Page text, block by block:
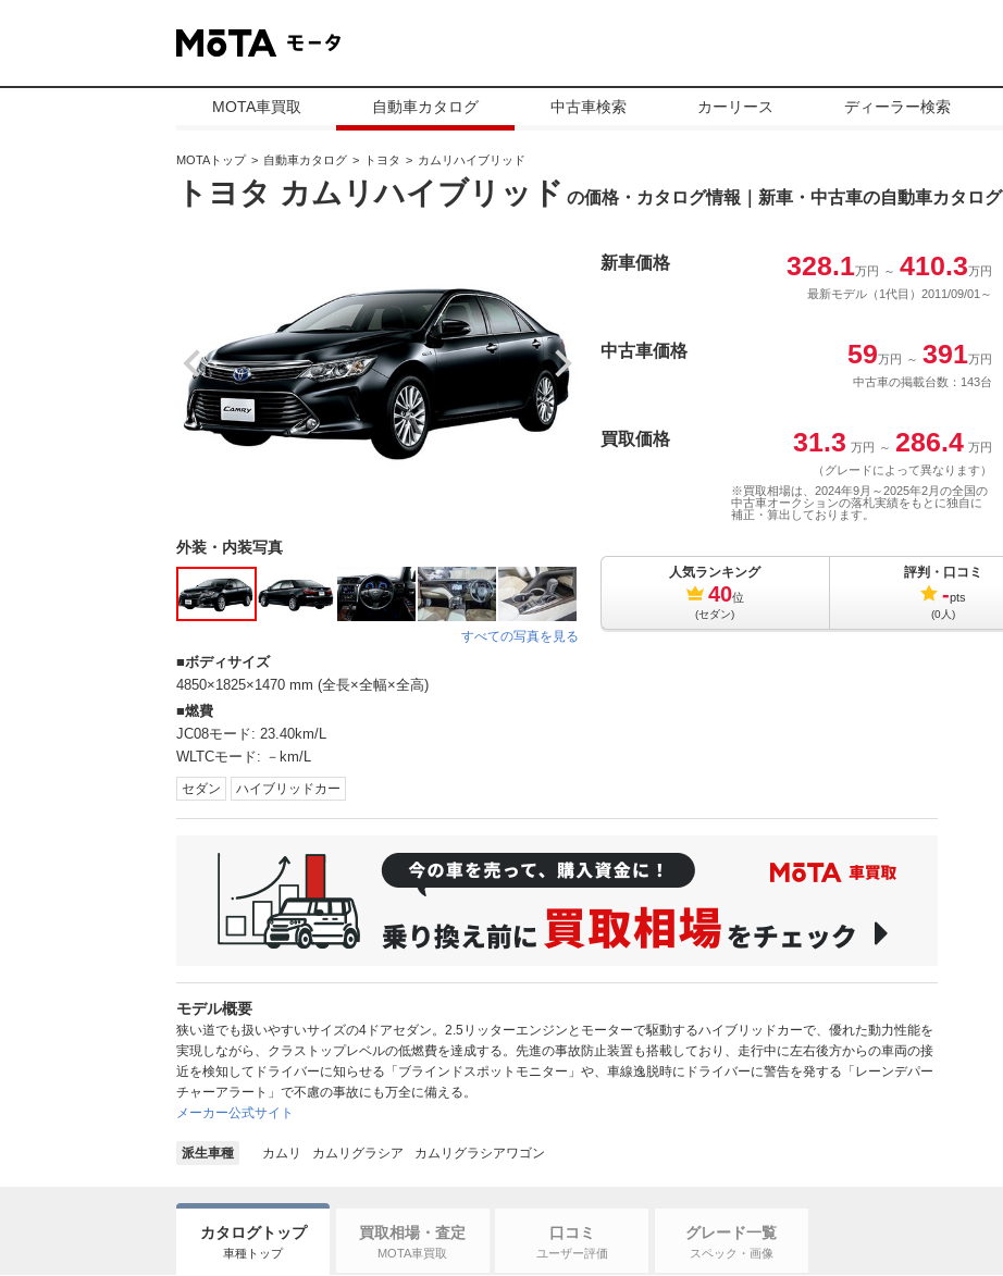
MOTA車買取 自動車カタログ 中古車検索 カーリース ディーラー検索
MOTAトップ 自動車カタログ トヨタ カムリハイブリッド
トヨタ カムリハイブリッド の価格・カタログ情報｜新車・中古車の自動車カタログ
外装・内装写真
すべての写真を見る
ボディサイズ
4850×1825×1470 mm (全長×全幅×全高)
燃費
JC08モード: 23.40km/L
WLTCモード: －km/L
セダン ハイブリッドカー
新車価格 328.1万円 ～ 410.3万円
最新モデル（1代目）2011/09/01～
中古車価格 59万円 ～ 391万円
中古車の掲載台数：143台
買取価格 31.3 万円 ～ 286.4 万円
（グレードによって異なります）
※買取相場は、2024年9月～2025年2月の全国の
中古車オークションの落札実績をもとに独自に
補正・算出しております。
人気ランキング
40位
(セダン)
評判・口コミ
-pts
(0人)
モデル概要
狭い道でも扱いやすいサイズの4ドアセダン。2.5リッターエンジンとモーターで駆動するハイブリッドカーで、優れた動力性能を
実現しながら、クラストップレベルの低燃費を達成する。先進の事故防止装置も搭載しており、走行中に左右後方からの車両の接
近を検知してドライバーに知らせる「ブラインドスポットモニター」や、車線逸脱時にドライバーに警告を発する「レーンデパー
チャーアラート」で不慮の事故にも万全に備える。
メーカー公式サイト
派生車種 カムリ カムリグラシア カムリグラシアワゴン
カタログトップ
車種トップ
買取相場・査定
MOTA車買取
口コミ
ユーザー評価
グレード一覧
スペック・画像